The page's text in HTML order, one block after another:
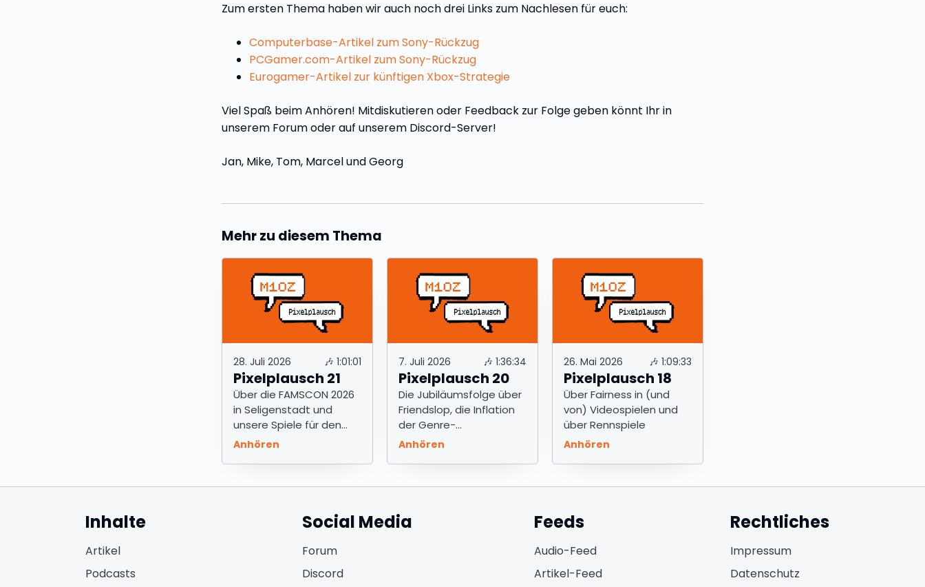
Zum ersten Thema haben wir auch noch drei Links zum Nachlesen für euch:
Computerbase-Artikel zum Sony-Rückzug
PCGamer.com-Artikel zum Sony-Rückzug
Eurogamer-Artikel zur künftigen Xbox-Strategie
Viel Spaß beim Anhören! Mitdiskutieren oder Feedback zur Folge geben könnt Ihr in
unserem Forum oder auf unserem Discord-Server!
Jan, Mike, Tom, Marcel und Georg
Mehr zu diesem Thema
28. Juli 2026 🎶 1:01:01
Pixelplausch 21
Über die FAMSCON 2026
in Seligenstadt und
unsere Spiele für den
Sommer
Anhören
7. Juli 2026 🎶 1:36:34
Pixelplausch 20
Die Jubiläumsfolge über
Friendslop, die Inflation
der Genre-
Bezeichnungen und das
Anhören
26. Mai 2026 🎶 1:09:33
Pixelplausch 18
Über Fairness in (und
von) Videospielen und
über Rennspiele
Anhören
Inhalte
Artikel
Podcasts
Social Media
Forum(öffnet in neuem Fenster)
Discord(öffnet in neuem Fenster)
Feeds
Audio-Feed(öffnet in neuem Fenster)
Artikel-Feed(öffnet in neuem Fenster)
Rechtliches
Impressum
Datenschutz